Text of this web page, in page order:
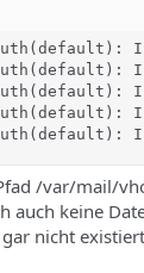
/var/mail/
auch keine
nicht